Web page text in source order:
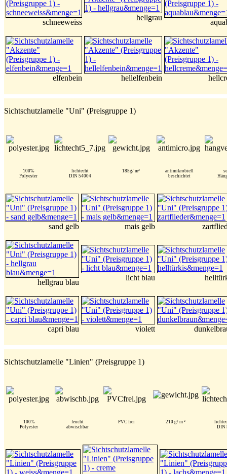
schneeweiss
hellgrau
elfenbein hellelfenbein
Sichtschutzlamelle "Uni" (Preisgruppe 1)
100%
Polyester
lichtecht
DIN 54004
185g/ m²
antimikrobiell
beschichtet
sand gelb mais gelb
hellgrau blau
licht blau
capri blau violett
Sichtschutzlamelle "Linien" (Preisgruppe 1)
100%
Polyester
feucht
abwischbar
PVC frei 210 g/ m ²
DIN